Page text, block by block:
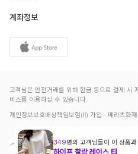
계좌정보
고객님은 안전거래를 위해 현금 등으로 결제 시
비스를 이용하실 수 있습니다.
개인정보보호배상책임보험(Ⅱ) 가입 - 메리츠화